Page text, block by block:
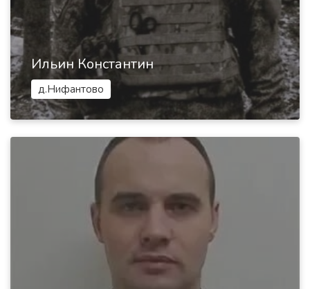
Ильин Константин
д.Нифантово